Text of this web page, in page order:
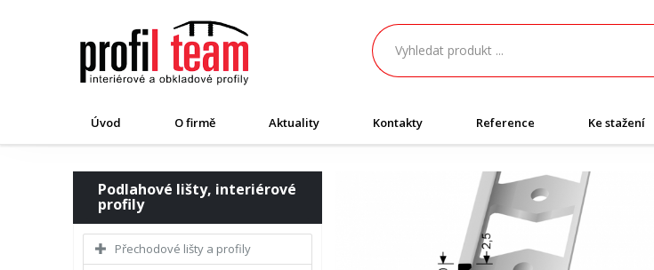
Úvod O firmě Aktuality Kontakty Reference Ke stažení
Podlahové lišty, interiérové
profily
Přechodové lišty a profily